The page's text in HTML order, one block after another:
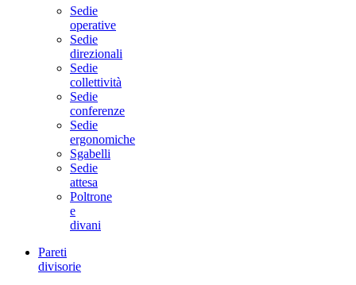
Sedie
operative
Sedie
direzionali
Sedie
collettività
Sedie
conferenze
Sedie
ergonomiche
Sgabelli
Sedie
attesa
Poltrone
e
divani
Pareti
divisorie